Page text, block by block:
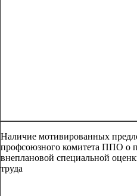
Наличие мотивированных
профсоюзного комитета ППО о
внеплановой специальной
труда